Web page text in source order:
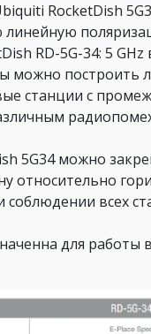
RocketDish
RD-5G-34: 5
построить
станции с
5G34 можно
относительно
всех
для работы